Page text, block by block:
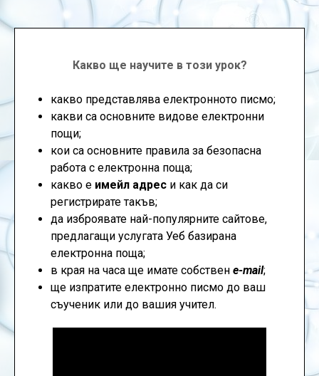
Какво ще научите в този урок?
какво представлява електронното писмо;
какви са основните видове електронни
пощи;
кои са основните правила за безопасна
работа с електронна поща;
какво е имейл адрес и как да си
регистрирате такъв;
да изброявате най-популярните сайтове,
предлагащи услугата Уеб базирана
електронна поща;
в края на часа ще имате собствен e-mail;
ще изпратите електронно писмо до ваш
съученик или до вашия учител.